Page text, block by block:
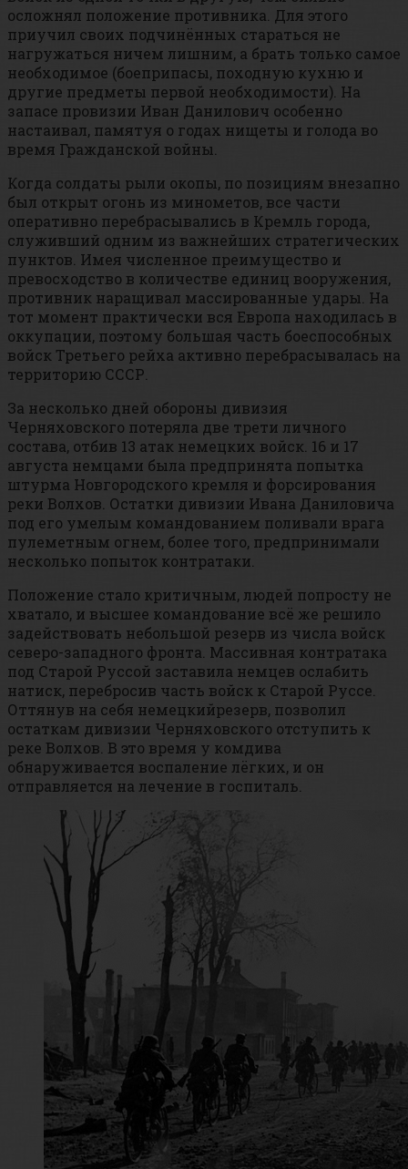
осложнял положение противника. Для этого
приучил своих подчинённых стараться не
нагружаться ничем лишним, а брать только самое
необходимое (боеприпасы, походную кухню и
другие предметы первой необходимости). На
запасе провизии Иван Данилович особенно
настаивал, памятуя о годах нищеты и голода во
время Гражданской войны.
Когда солдаты рыли окопы, по позициям внезапно
был открыт огонь из минометов, все части
оперативно перебрасывались в Кремль города,
служивший одним из важнейших стратегических
пунктов. Имея численное преимущество и
превосходство в количестве единиц вооружения,
противник наращивал массированные удары. На
тот момент практически вся Европа находилась в
оккупации, поэтому большая часть боеспособных
войск Третьего рейха активно перебрасывалась на
территорию СССР.
За несколько дней обороны дивизия
Черняховского потеряла две трети личного
состава, отбив 13 атак немецких войск. 16 и 17
августа немцами была предпринята попытка
штурма Новгородского кремля и форсирования
реки Волхов. Остатки дивизии Ивана Даниловича
под его умелым командованием поливали врага
пулеметным огнем, более того, предпринимали
несколько попыток контратаки.
Положение стало критичным, людей попросту не
хватало, и высшее командование всё же решило
задействовать небольшой резерв из числа войск
северо-западного фронта. Массивная контратака
под Старой Руссой заставила немцев ослабить
натиск, перебросив часть войск к Старой Руссе.
Оттянув на себя немецкийрезерв, позволил
остаткам дивизии Черняховского отступить к
реке Волхов. В это время у комдива
обнаруживается воспаление лёгких, и он
отправляется на лечение в госпиталь.